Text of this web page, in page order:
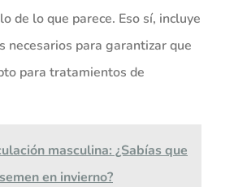
de lo que parece. Eso sí, incluye
necesarios para garantizar que
para tratamientos de
masculina: ¿Sabías que
en invierno?